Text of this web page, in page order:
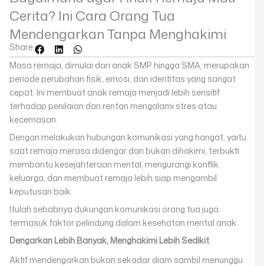
Cerita? Ini Cara Orang Tua
Mendengarkan Tanpa Menghakimi
Share
Masa remaja, dimulai dari anak SMP hingga SMA, merupakan
periode perubahan fisik, emosi, dan identitas yang sangat
cepat. Ini membuat anak remaja menjadi lebih sensitif
terhadap penilaian dan rentan mengalami stres atau
kecemasan.
Dengan melakukan hubungan komunikasi yang hangat, yaitu
saat remaja merasa didengar dan bukan dihakimi, terbukti
membantu kesejahteraan mental, mengurangi konflik
keluarga, dan membuat remaja lebih siap mengambil
keputusan baik.
Itulah sebabnya dukungan komunikasi orang tua juga
termasuk faktor pelindung dalam kesehatan mental anak.
Dengarkan Lebih Banyak, Menghakimi Lebih Sedikit
Aktif mendengarkan bukan sekadar diam sambil menunggu